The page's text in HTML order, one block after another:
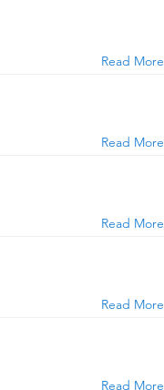
Read More
Read More
Read More
Read More
Read More